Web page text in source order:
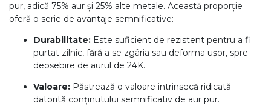
Cercei
Coliere
Lanturi
Pandantive
pur, adică 75% aur și 25% alte metale. Această proporție
oferă o serie de avantaje semnificative:
Durabilitate: Este suficient de rezistent pentru a fi
purtat zilnic, fără a se zgâria sau deforma ușor, spre
deosebire de aurul de 24K.
Valoare: Păstrează o valoare intrinsecă ridicată
datorită conținutului semnificativ de aur pur.